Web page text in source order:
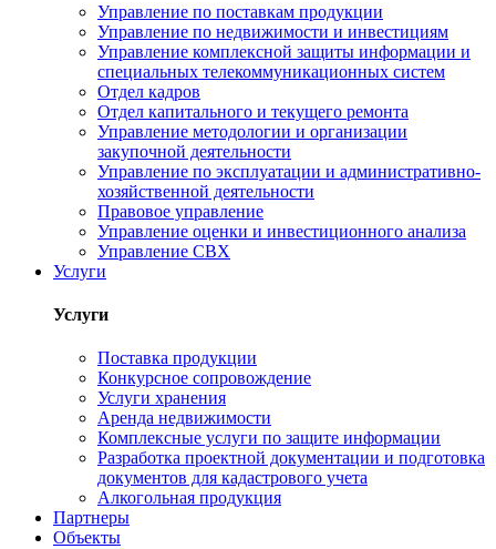
Управление по поставкам продукции
Управление по недвижимости и инвестициям
Управление комплексной защиты информации и
специальных телекоммуникационных систем
Отдел кадров
Отдел капитального и текущего ремонта
Управление методологии и организации
закупочной деятельности
Управление по эксплуатации и административно-
хозяйственной деятельности
Правовое управление
Управление оценки и инвестиционного анализа
Управление СВХ
Услуги
Услуги
Поставка продукции
Конкурсное сопровождение
Услуги хранения
Аренда недвижимости
Комплексные услуги по защите информации
Разработка проектной документации и подготовка
документов для кадастрового учета
Алкогольная продукция
Партнеры
Объекты